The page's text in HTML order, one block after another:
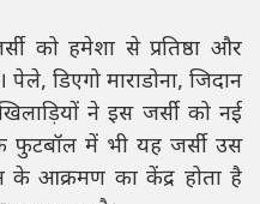
को हमेशा से प्रतिष्ठा और
पेले, डिएगो माराडोना, जिदान
ने इस जर्सी को नई
फुटबॉल में भी यह जर्सी उस
के आक्रमण का केंद्र होता है